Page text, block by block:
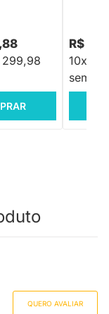
299,98
R$
10x de
sem
QUERO AVALIAR